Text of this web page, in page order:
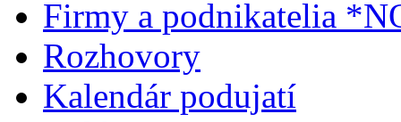
Firmy a podnikatelia
Rozhovory
Kalendár podujatí